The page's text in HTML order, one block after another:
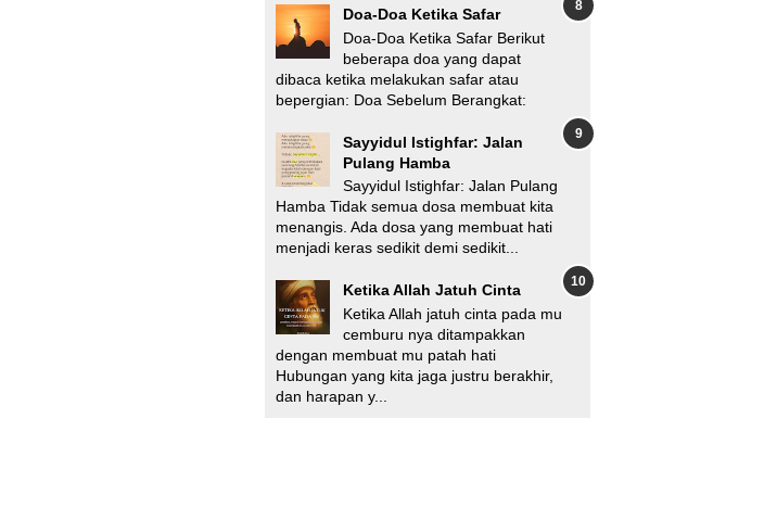
Doa-Doa Ketika Safar
Doa-Doa Ketika Safar Berikut
beberapa doa yang dapat
dibaca ketika melakukan safar atau
bepergian: Doa Sebelum Berangkat:
Sayyidul Istighfar: Jalan
Pulang Hamba
Sayyidul Istighfar: Jalan Pulang
Hamba Tidak semua dosa membuat kita
menangis. Ada dosa yang membuat hati
menjadi keras sedikit demi sedikit...
Ketika Allah Jatuh Cinta
Ketika Allah jatuh cinta pada mu
cemburu nya ditampakkan
dengan membuat mu patah hati
Hubungan yang kita jaga justru berakhir,
dan harapan y...